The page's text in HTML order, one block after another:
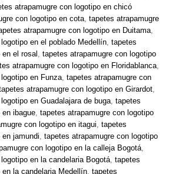
atrapamugre con logotipo en chicó
con logotipo en cota, tapetes atrapamugre
atrapamugre con logotipo en Duitama,
en el poblado Medellín, tapetes
el rosal , tapetes atrapamugre con logotipo
atrapamugre con logotipo en Floridablanca,
en Funza, tapetes atrapamugre con
atrapamugre con logotipo en Girardot,
en Guadalajara de buga, tapetes
en ibague, tapetes atrapamugre con logotipo
con logotipo en itagui, tapetes
jamundi, tapetes atrapamugre con logotipo
con logotipo en la calleja Bogotá,
en la candelaria Bogotá, tapetes
la candelaria Medellín, tapetes